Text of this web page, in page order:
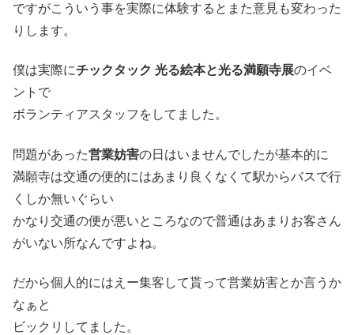
ですがこういう事を実際に体験するとまた意見も変わった
りします。
僕は実際にチックタック 光る絵本と光る満願寺展のイベ
ントで
ボランティアスタッフをしてました。
問題があった営業妨害の日はいませんでしたが基本的に
満願寺は交通の便的にはあまり良くなくて駅からバスで行
くしか無いぐらい
かなり交通の便が悪いところなので普通はあまりお客さん
がいない所なんですよね。
だから個人的にはえー集客して貰って営業妨害とか言うか
なぁと
ビックリしてました。